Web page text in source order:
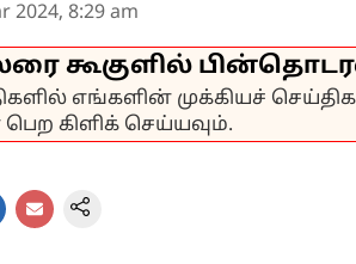
2024, 8:29 am
கூகுளில்
எங்களின் முக்கியச்
கிளிக் செய்யவும்.